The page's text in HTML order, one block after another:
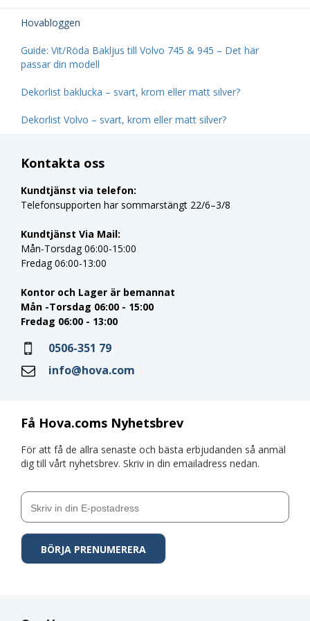
Hovabloggen
Guide: Vit/Röda Bakljus till Volvo 745 & 945 – Det här
passar din modell
Dekorlist baklucka – svart, krom eller matt silver?
Dekorlist Volvo – svart, krom eller matt silver?
Få Hova.coms Nyhetsbrev
För att få de allra senaste och bästa erbjudanden så anmäl
dig till vårt nyhetsbrev. Skriv in din emailadress nedan.
Kontakta oss
Kundtjänst via telefon:
Telefonsupporten har sommarstängt 22/6–3/8
Kundtjänst Via Mail:
Mån-Torsdag 06:00-15:00
Fredag 06:00-13:00
Kontor och Lager är bemannat
Mån -Torsdag 06:00 - 15:00
Fredag 06:00 - 13:00
0506-351 79
info@hova.com